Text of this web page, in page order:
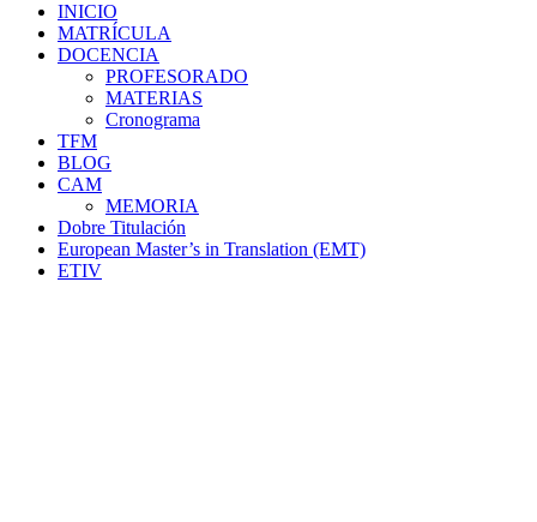
INICIO
MATRÍCULA
DOCENCIA
PROFESORADO
MATERIAS
Cronograma
TFM
BLOG
CAM
MEMORIA
Dobre Titulación
European Master’s in Translation (EMT)
ETIV